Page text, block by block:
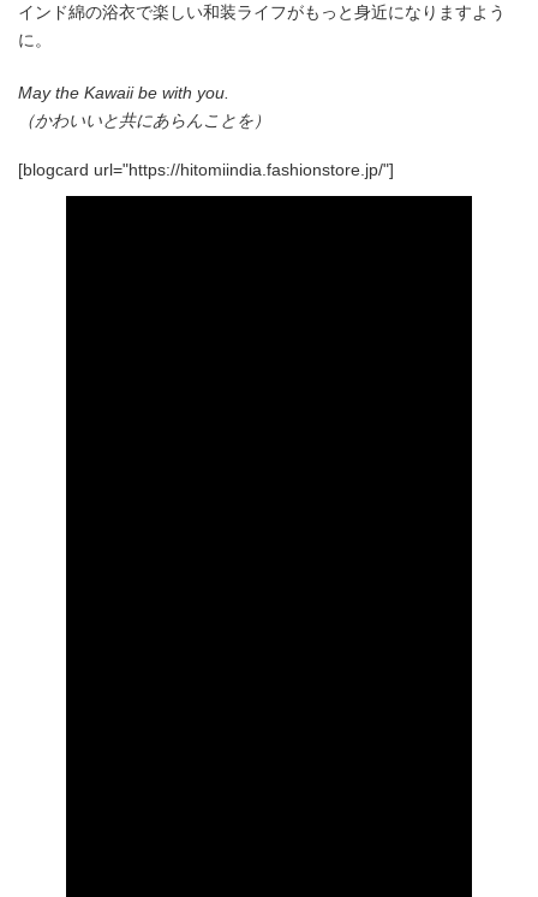
インド綿の浴衣で楽しい和装ライフがもっと身近になりますよう
に。
May the Kawaii be with you.
（かわいいと共にあらんことを）
[blogcard url="https://hitomiindia.fashionstore.jp/"]